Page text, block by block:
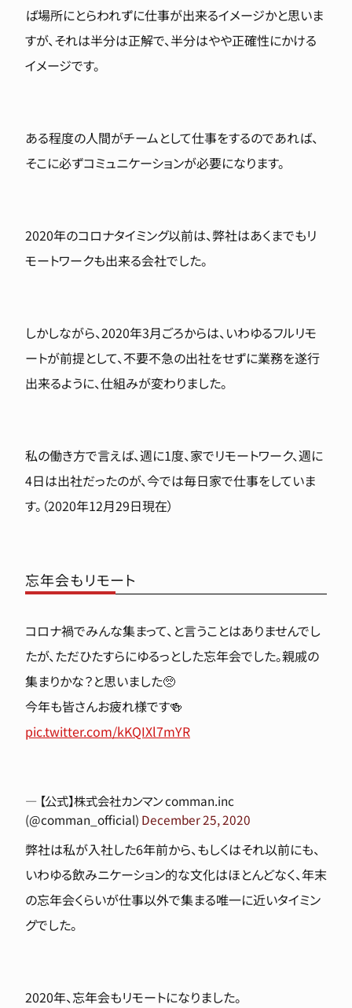
ば場所にとらわれずに仕事が出来るイメージかと思いま
すが、それは半分は正解で、半分はやや正確性にかける
イメージです。
ある程度の人間がチームとして仕事をするのであれば、
そこに必ずコミュニケーションが必要になります。
2020年のコロナタイミング以前は、弊社はあくまでもリ
モートワークも出来る会社でした。
しかしながら、2020年3月ごろからは、いわゆるフルリモ
ートが前提として、不要不急の出社をせずに業務を遂行
出来るように、仕組みが変わりました。
私の働き方で言えば、週に1度、家でリモートワーク、週に
4日は出社だったのが、今では毎日家で仕事をしていま
す。（2020年12月29日現在）
忘年会もリモート
コロナ禍でみんな集まって、と言うことはありませんでし
たが、ただひたすらにゆるっとした忘年会でした。親戚の
集まりかな？と思いました🥺
今年も皆さんお疲れ様です🍻
pic.twitter.com/kKQIXl7mYR
— 【公式】株式会社カンマン comman.inc
(@comman_official) December 25, 2020
弊社は私が入社した6年前から、もしくはそれ以前にも、
いわゆる飲みニケーション的な文化はほとんどなく、年末
の忘年会くらいが仕事以外で集まる唯一に近いタイミン
グでした。
2020年、忘年会もリモートになりました。